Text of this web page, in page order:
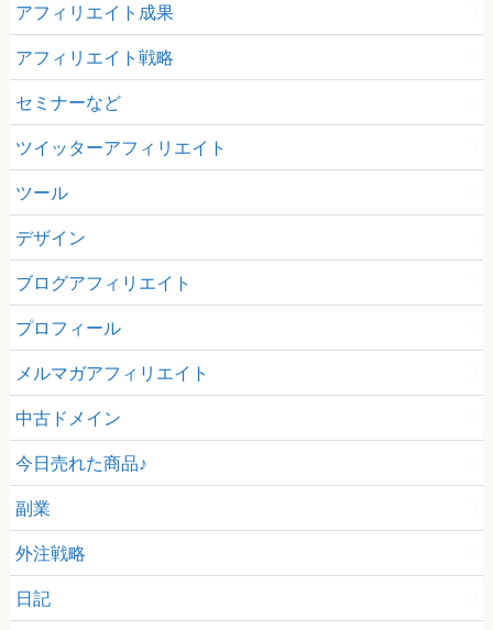
アフィリエイト成果
アフィリエイト戦略
セミナーなど
ツイッターアフィリエイト
ツール
デザイン
ブログアフィリエイト
プロフィール
メルマガアフィリエイト
中古ドメイン
今日売れた商品♪
副業
外注戦略
日記